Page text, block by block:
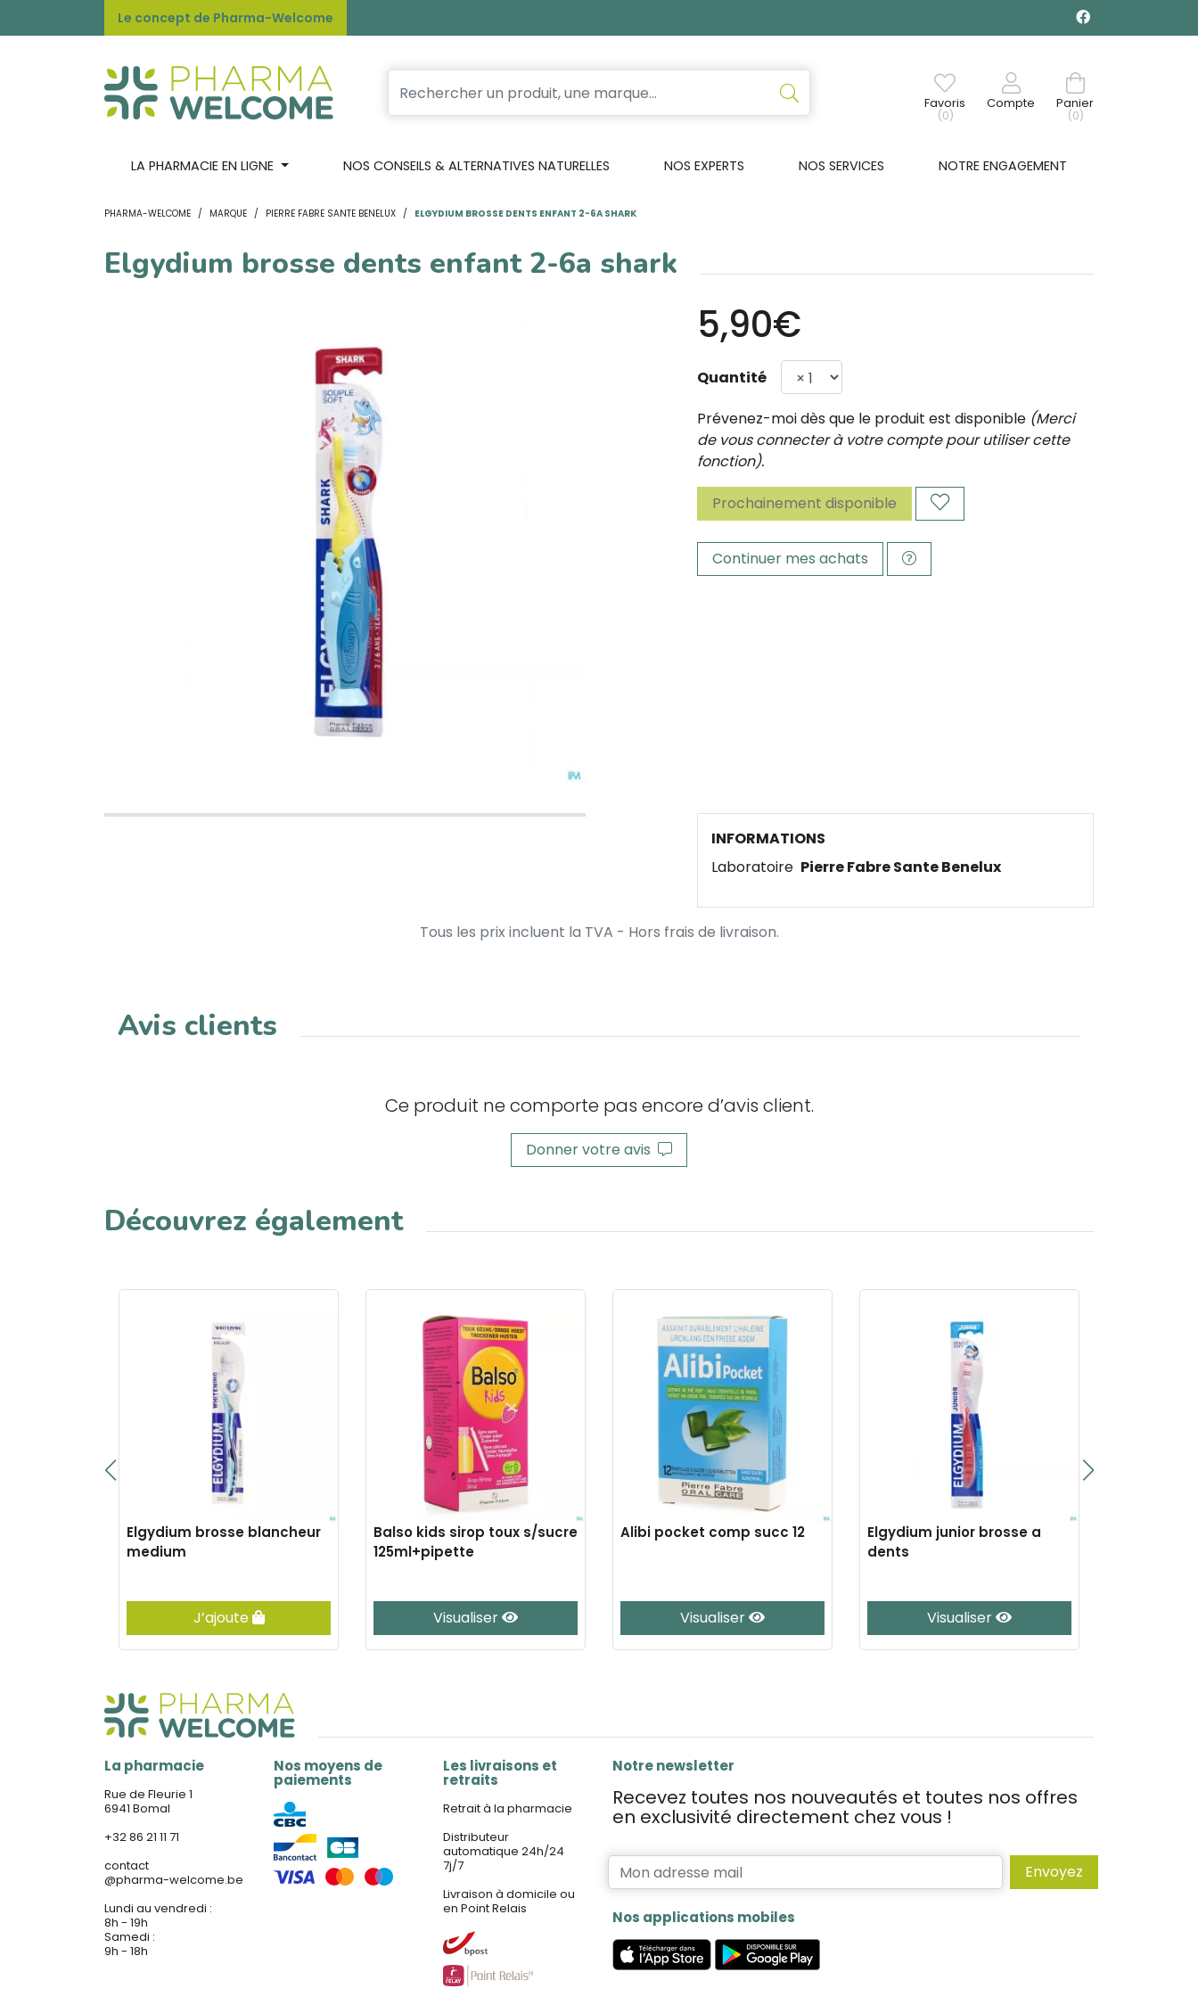
Le concept de Pharma-Welcome
Favoris
(0)
Compte
Panier
(0)
LA PHARMACIE EN LIGNE NOS CONSEILS & ALTERNATIVES NATURELLES NOS EXPERTS NOS SERVICES NOTRE ENGAGEMENT
PHARMA-WELCOME MARQUE PIERRE FABRE SANTE BENELUX ELGYDIUM BROSSE DENTS ENFANT 2-6A SHARK
Elgydium brosse dents enfant 2-6a shark
5,90€
Quantité
Prévenez-moi dès que le produit est disponible (Merci
de vous connecter à votre compte pour utiliser cette
fonction).
Prochainement disponible
Continuer mes achats
INFORMATIONS
Laboratoire Pierre Fabre Sante Benelux
Tous les prix incluent la TVA - Hors frais de livraison.
Avis clients
Ce produit ne comporte pas encore d’avis client.
Donner votre avis
Découvrez également
Elgydium brosse blancheur
medium
J’ajoute
Balso kids sirop toux s/sucre
125ml+pipette
Visualiser
Alibi pocket comp succ 12
Visualiser
Elgydium junior brosse a
dents
Visualiser
La pharmacie
Rue de Fleurie 1
6941 Bomal
+32 86 21 11 71
contact
@pharma-welcome.be
Lundi au vendredi :
8h - 19h
Samedi :
9h - 18h
Nos moyens de
paiements
Les livraisons et
retraits
Retrait à la pharmacie
Distributeur
automatique 24h/24
7j/7
Livraison à domicile ou
en Point Relais
Notre newsletter
Recevez toutes nos nouveautés et toutes nos offres
en exclusivité directement chez vous !
Envoyez
Nos applications mobiles